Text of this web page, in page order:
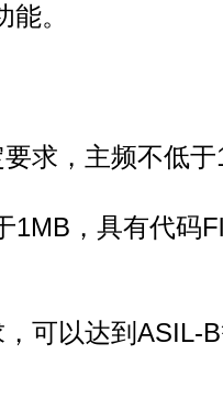
。
求，主频不低
1MB，具有代码
可以达到ASIL-